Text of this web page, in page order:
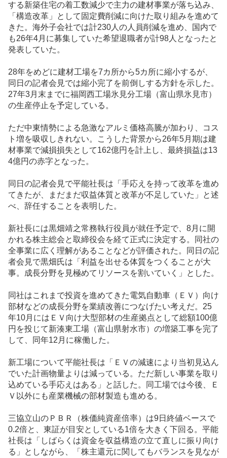
する新築住宅の着工数減少で主力の建材事業が落ち込み、
「構造改革」として固定費削減に向けた取り組みを進めて
きた。海外子会社では計230人の人員削減を進め、国内で
も26年4月に募集していた希望退職者が計98人となったと
発表していた。
28年をめどに建材工場を7カ所から5カ所に縮小するが、
同日の記者会見では縮小完了を前倒しする方針を示した。
27年3月末までに福岡西工場氷見分工場（富山県氷見市）
の生産停止を予定している。
ただ中東情勢による急激なアルミ価格高騰が加わり、コス
ト増を吸収しきれない。こうした背景から26年5月期は建
材事業で減損損失として162億円を計上し、最終損益は13
4億円の赤字となった。
同日の記者会見で平能社長は「手応えを持って改革を進め
てきたが、まだまだ収益体質と改革が不足していた」と述
べ、辞任することを表明した。
新社長には黒畑靖之常務執行役員が就任予定で、8月に開
かれる株主総会と取締役会を経て正式に決定する。同社の
全事業に広く理解があることなどが評価された。同日の記
者会見で黒畑氏は「利益を出せる体質をつくることが大
事。成長分野を見極めてリソースを割いていく」とした。
同社はこれまで投資を進めてきた電気自動車 （ＥＶ）向け
部材などの成長分野を業績改善につなげたい考えだ。25
年10月にはＥＶ向け大型部材の生産拠点として総額100億
円を投じて新湊東工場（富山県射水市）の増築工事を完了
して、同年12月に稼働した。
新工場について平能社長は「ＥＶの減速により当初見込ん
でいた計画物量よりは減っている。ただ新しい事業を取り
込めている手応えはある」と話した。同工場では今後、Ｅ
Ｖ以外にも産業機械の部材製造も進める。
三協立山のＰＢＲ（株価純資産倍率）は9日終値ベースで
0.2倍と、東証が目安としている1倍を大きく下回る。平能
社長は「しばらくは資金を収益構造の立て直しに振り向け
る」としながら、「株主還元に関してもバランスを見なが